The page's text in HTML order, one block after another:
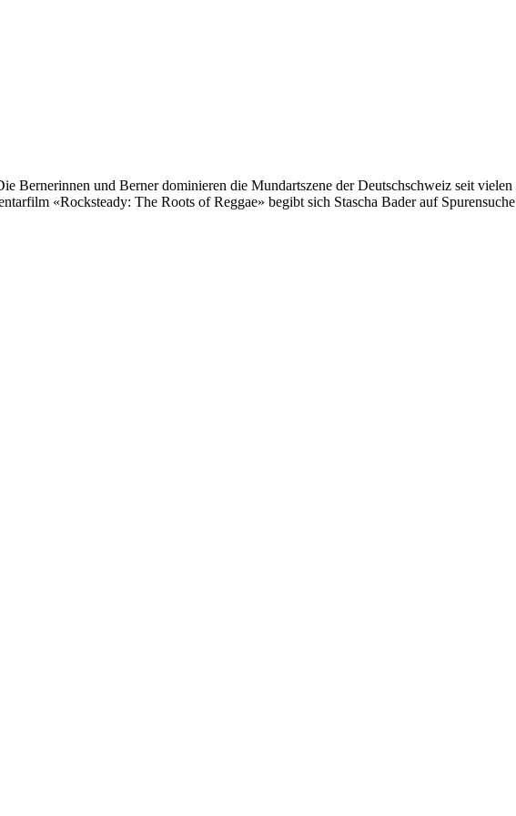
und Berner dominieren die Mundartszene der Deutschschweiz seit vielen
«Rocksteady: The Roots of Reggae» begibt sich Stascha Bader auf